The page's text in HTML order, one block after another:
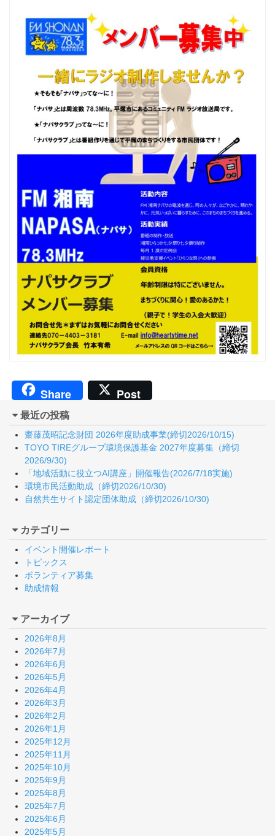
Share Post
最近の投稿
齋藤茂昭記念財団 2026年度助成事業(締切2026/10/15)
TOYO TIREグループ環境保護基金 2027年度募集（締切
2026/9/30)
「地域活動に役立つAI講座」開催報告(2026/7/18実施)
環境市民活動助成（締切2026/10/30)
自然共生サイト認定団体助成（締切2026/10/30)
カテゴリー
イベント開催レポート
トピックス
ボランティア募集
助成情報
アーカイブ
2026年8月
2026年7月
2026年6月
2026年5月
2026年4月
2026年3月
2026年2月
2026年1月
2025年12月
2025年11月
2025年10月
2025年9月
2025年8月
2025年7月
2025年6月
2025年5月